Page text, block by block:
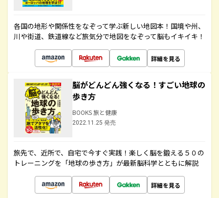
各国の地形や関係性をなぞって学ぶ新しい地図本！国境や州、
川や街道、鉄道線など旅気分で地図をなぞって脳もイキイキ！
詳細を見る
脳がどんどん強くなる！すごい地球の
歩き方
BOOKS 旅と健康
2022.11.25 発売
旅先で、近所で、自宅で今すぐ実践！楽しく脳を鍛える５０の
トレーニングを「地球の歩き方」が最新脳科学とともに解説
詳細を見る